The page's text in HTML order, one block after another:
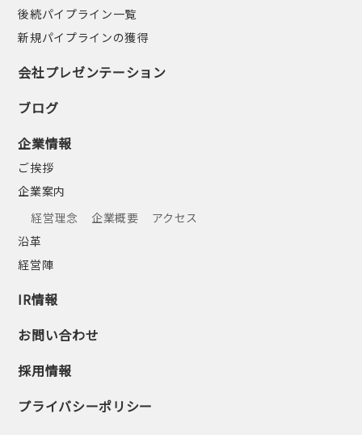
後続パイプライン一覧
新規パイプラインの獲得
会社プレゼンテーション
ブログ
企業情報
ご挨拶
企業案内
経営理念
企業概要
アクセス
沿革
経営陣
IR情報
お問い合わせ
採用情報
プライバシーポリシー